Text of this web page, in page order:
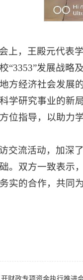
上，王殿元代表
“3353”发展战略
方经济社会发展
学研究事业的新
位指导，以助力
交流活动，加深
。双方一致表示
实的合作，共同